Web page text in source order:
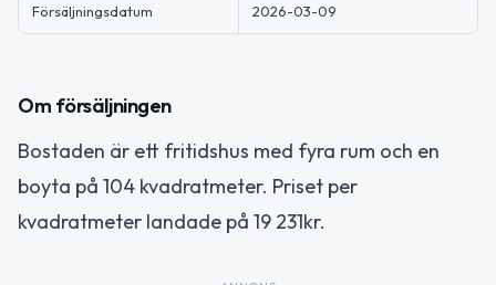
Försäljningsdatum 2026-03-09
Om försäljningen
Bostaden är ett fritidshus med fyra rum och en
boyta på 104 kvadratmeter. Priset per
kvadratmeter landade på 19 231kr.